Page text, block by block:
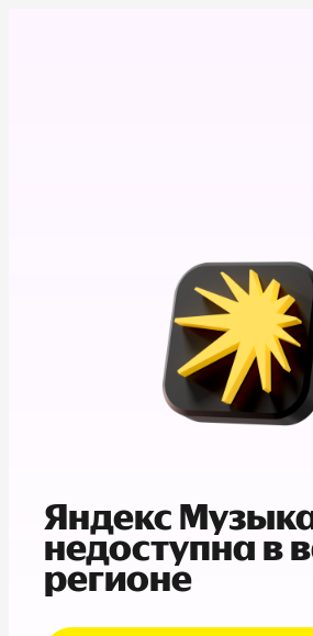
Яндекс
недоступна в
регионе